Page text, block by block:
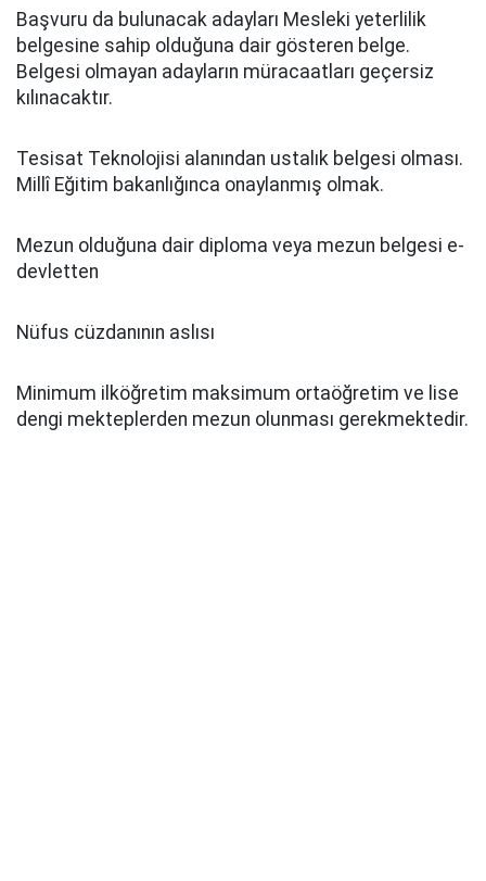
Başvuru da bulunacak adayları Mesleki yeterlilik
belgesine sahip olduğuna dair gösteren belge.
Belgesi olmayan adayların müracaatları geçersiz
kılınacaktır.
Tesisat Teknolojisi alanından ustalık belgesi olması.
Millî Eğitim bakanlığınca onaylanmış olmak.
Mezun olduğuna dair diploma veya mezun belgesi e-
devletten
Nüfus cüzdanının aslısı
Minimum ilköğretim maksimum ortaöğretim ve lise
dengi mekteplerden mezun olunması gerekmektedir.